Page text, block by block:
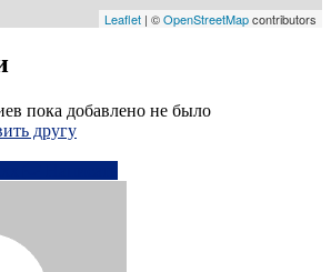
Leaflet | ©OpenStreetMapcontributors
пока добавлено не было
другу